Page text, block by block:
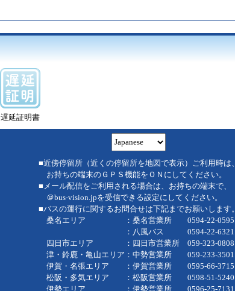
遅延証明書
■近傍停留所（近くの停留所を地図で表示）ご利用時は、
お持ちの端末のＧＰＳ機能をＯＮにしてください。
■メール配信をご利用される場合は、お持ちの端末で、
＠bus-vision.jpを受信できる設定にしてください。
■バスの運行に関するお問合せは下記までお願いします。
桑名エリア ：桑名営業所 0594-22-0595
：八風バス 0594-22-6321
四日市エリア ：四日市営業所 059-323-0808
津・鈴鹿・亀山エリア：中勢営業所 059-233-3501
伊賀・名張エリア ：伊賀営業所 0595-66-3715
松阪・多気エリア ：松阪営業所 0598-51-5240
伊勢エリア ：伊勢営業所 0596-25-7131